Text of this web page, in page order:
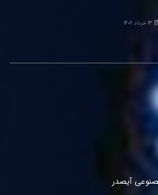
13 خرداد 1402
آیصدر